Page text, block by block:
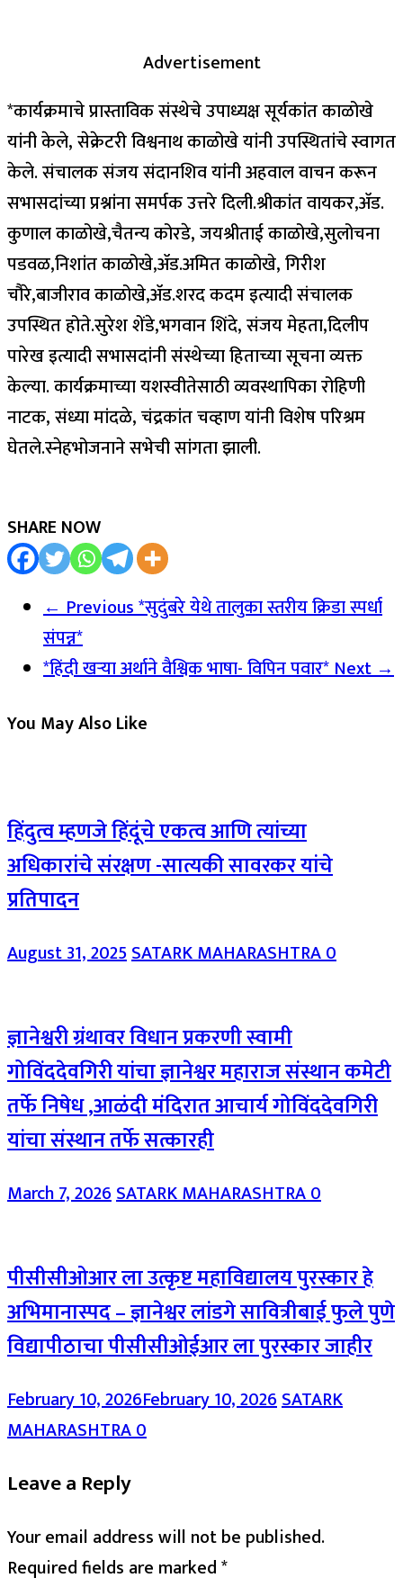
Advertisement
*कार्यक्रमाचे प्रास्ताविक संस्थेचे उपाध्यक्ष सूर्यकांत काळोखे
यांनी केले, सेक्रेटरी विश्वनाथ काळोखे यांनी उपस्थितांचे स्वागत
केले. संचालक संजय संदानशिव यांनी अहवाल वाचन करून
सभासदांच्या प्रश्नांना समर्पक उत्तरे दिली.श्रीकांत वायकर,ॲड.
कुणाल काळोखे,चैतन्य कोरडे, जयश्रीताई काळोखे,सुलोचना
पडवळ,निशांत काळोखे,ॲड.अमित काळोखे, गिरीश
चौरे,बाजीराव काळोखे,ॲड.शरद कदम इत्यादी संचालक
उपस्थित होते.सुरेश शेंडे,भगवान शिंदे, संजय मेहता,दिलीप
पारेख इत्यादी सभासदांनी संस्थेच्या हिताच्या सूचना व्यक्त
केल्या. कार्यक्रमाच्या यशस्वीतेसाठी व्यवस्थापिका रोहिणी
नाटक, संध्या मांदळे, चंद्रकांत चव्हाण यांनी विशेष परिश्रम
घेतले.स्नेहभोजनाने सभेची सांगता झाली.
SHARE NOW
← Previous*सुदुंबरे येथे तालुका स्तरीय क्रिडा स्पर्धा
संपन्न*
*हिंदी खऱ्या अर्थाने वैश्विक भाषा- विपिन पवार*Next →
You May Also Like
हिंदुत्व म्हणजे हिंदूंचे एकत्व आणि त्यांच्या
अधिकारांचे संरक्षण -सात्यकी सावरकर यांचे
प्रतिपादन
August 31, 2025SATARK MAHARASHTRA0
ज्ञानेश्वरी ग्रंथावर विधान प्रकरणी स्वामी
गोविंददेवगिरी यांचा ज्ञानेश्वर महाराज संस्थान कमेटी
तर्फे निषेध ,आळंदी मंदिरात आचार्य गोविंददेवगिरी
यांचा संस्थान तर्फे सत्कारही
March 7, 2026SATARK MAHARASHTRA0
पीसीसीओआर ला उत्कृष्ट महाविद्यालय पुरस्कार हे
अभिमानास्पद – ज्ञानेश्वर लांडगे सावित्रीबाई फुले पुणे
विद्यापीठाचा पीसीसीओईआर ला पुरस्कार जाहीर
February 10, 2026February 10, 2026SATARK
MAHARASHTRA0
Leave a Reply
Your email address will not be published.
Required fields are marked*